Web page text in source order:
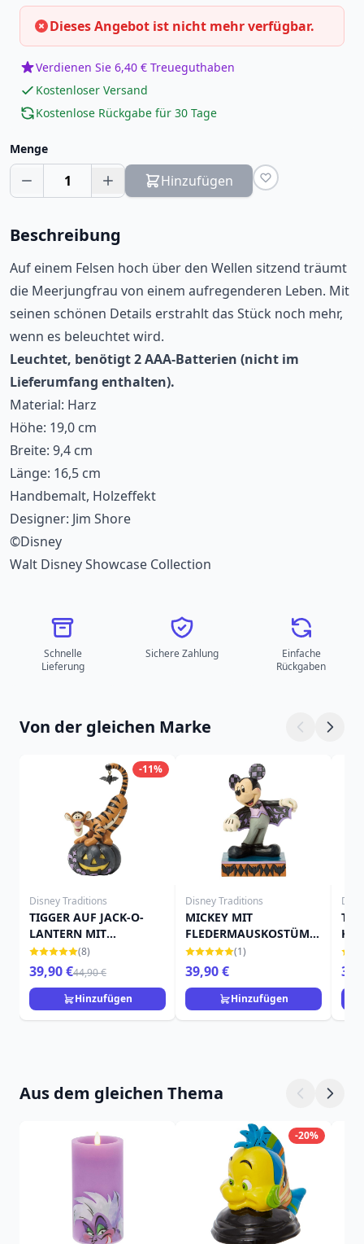
Dieses Angebot ist nicht mehr verfügbar.
Verdienen Sie 6,40 € Treueguthaben
Kostenloser Versand
Kostenlose Rückgabe für 30 Tage
Menge
1 Hinzufügen
Beschreibung
Auf einem Felsen hoch über den Wellen sitzend träumt
die Meerjungfrau von einem aufregenderen Leben. Mit
seinen schönen Details erstrahlt das Stück noch mehr,
wenn es beleuchtet wird.
Leuchtet, benötigt 2 AAA-Batterien (nicht im
Lieferumfang enthalten).
Material: Harz
Höhe: 19,0 cm
Breite: 9,4 cm
Länge: 16,5 cm
Handbemalt, Holzeffekt
Designer: Jim Shore
©Disney
Walt Disney Showcase Collection
Schnelle
Lieferung
Sichere Zahlung
Einfache
Rückgaben
Von der gleichen Marke
-11%
Disney Traditions
TIGGER AUF JACK-O-
LANTERN MIT
FLEDERMAUS - DISNEY
TRADITIONS
(8)
39,90 €44,90 €
Hinzufügen
Disney Traditions
MICKEY MIT
FLEDERMAUSKOSTÜM -
DISNEY TRADITIONS
(1)
39,90 €
Hinzufügen
Aus dem gleichen Thema
-20%